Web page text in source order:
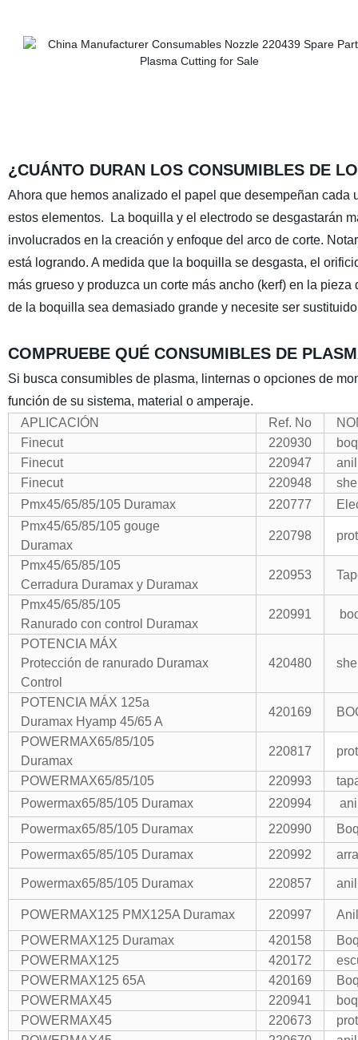
¿CUÁNTO DURAN LOS CONSUMIBLES DE
Ahora que hemos analizado el papel que desempeñan
estos elementos. La boquilla y el electrodo se desgastarán
involucrados en la creación y enfoque del arco de corte.
está logrando. A medida que la boquilla se desgasta, el
más grueso y produzca un corte más ancho (kerf) en la
de la boquilla sea demasiado grande y necesite ser
COMPRUEBE QUÉ CONSUMIBLES DE
Si busca consumibles de plasma, linternas o opciones de
función de su sistema, material o amperaje.
APLICACIÓN
Ref. No
Finecut
220930
Finecut
220947
Finecut
220948
Pmx45/65/85/105 Duramax
220777
Pmx45/65/85/105 gouge
Duramax
220798
Pmx45/65/85/105
Cerradura Duramax y Duramax
220953
Pmx45/65/85/105
Ranurado con control Duramax
220991
POTENCIA MÁX
Protección de ranurado Duramax
Control
420480
POTENCIA MÁX 125a
Duramax Hyamp 45/65 A
420169
POWERMAX65/85/105
Duramax
220817
POWERMAX65/85/105 220993
Powermax65/85/105 Duramax
220994
Powermax65/85/105 Duramax
220990
Powermax65/85/105 Duramax
220992
Powermax65/85/105 Duramax 220857
POWERMAX125 PMX125A Duramax 220997
POWERMAX125 Duramax
420158
POWERMAX125
420172
POWERMAX125 65A
420169
POWERMAX45
220941
POWERMAX45
220673